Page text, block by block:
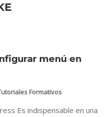
menú en
Formativos
Es indispensable en una